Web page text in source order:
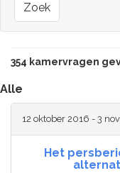
Zoek
354 kamervragen
Alle
12 oktober 2016 - 3
Het